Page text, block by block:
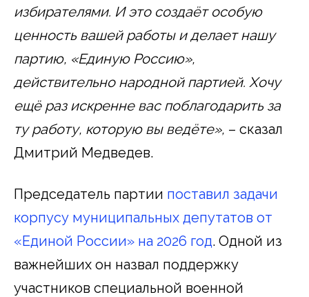
избирателями. И это создаёт особую
ценность вашей работы и делает нашу
партию, «Единую Россию»,
действительно народной партией. Хочу
ещё раз искренне вас поблагодарить за
ту работу, которую вы ведёте», – сказал
Дмитрий Медведев.
Председатель партии поставил задачи
корпусу муниципальных депутатов от
«Единой России» на 2026 год. Одной из
важнейших он назвал поддержку
участников специальной военной